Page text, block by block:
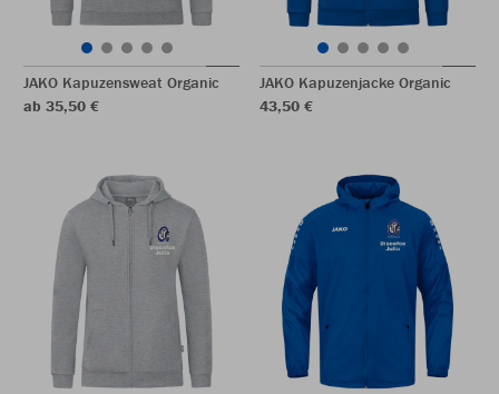
JAKO Kapuzensweat Organic
ab 35,50 €
JAKO Kapuzenjacke Organic
43,50 €